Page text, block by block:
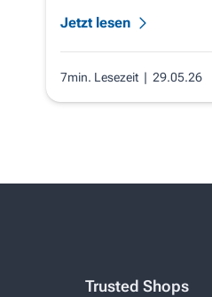
Jetzt lesen
7min. Lesezeit | 29.05.26
Trusted Shops